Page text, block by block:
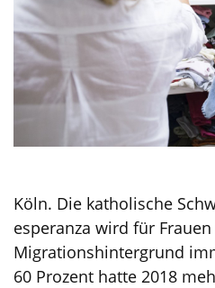
Köln. Die katholische
esperanza wird für
Migrationshintergrund
60 Prozent hatte 2018